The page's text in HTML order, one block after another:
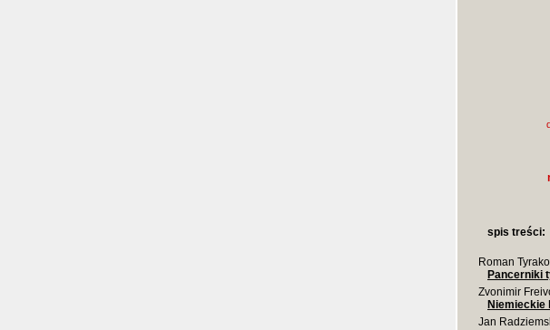
spis treści:
Roman
Pancerniki
Zvonimir
Niemieckie
Jan